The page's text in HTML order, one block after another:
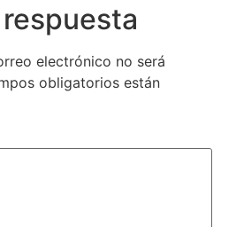
electrónico no será
obligatorios están